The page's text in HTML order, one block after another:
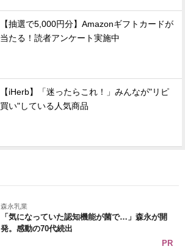
【抽選で5,000円分】Amazonギフトカードが
当たる！読者アンケート実施中
【iHerb】「迷ったらこれ！」みんなが"リピ
買い"している人気商品
森永乳業
「気になっていた認知機能が菌で…」森永が開
発。感動の70代続出
PR